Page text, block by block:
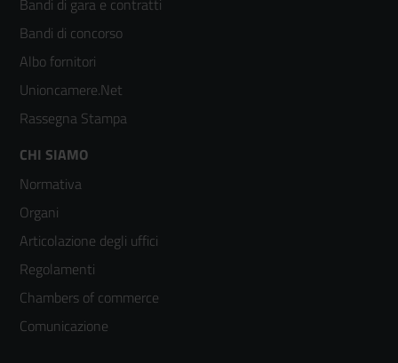
colonna
2
Bandi di gara e contratti
Bandi di concorso
Albo fornitori
Unioncamere.Net
Rassegna Stampa
Footer
menù
colonna
3
CHI SIAMO
Normativa
Organi
Articolazione degli uffici
Regolamenti
Chambers of commerce
Comunicazione